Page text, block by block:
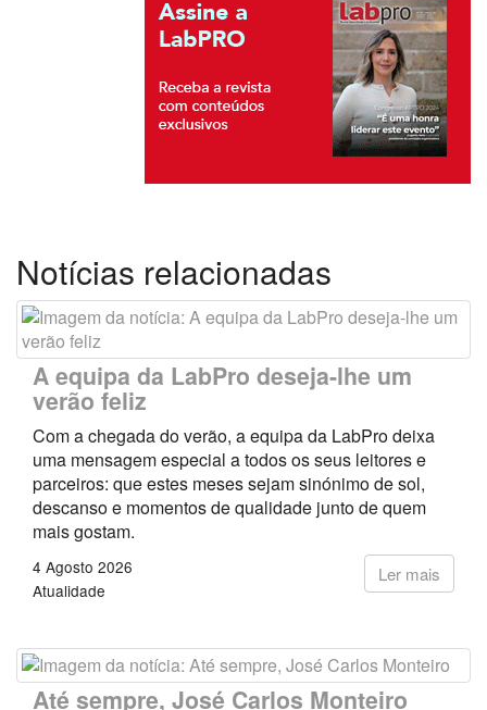
Notícias relacionadas
A equipa da LabPro deseja-lhe um
verão feliz
Com a chegada do verão, a equipa da LabPro deixa
uma mensagem especial a todos os seus leitores e
parceiros: que estes meses sejam sinónimo de sol,
descanso e momentos de qualidade junto de quem
mais gostam.
Ler mais
4 Agosto 2026
Atualidade
Até sempre, José Carlos Monteiro